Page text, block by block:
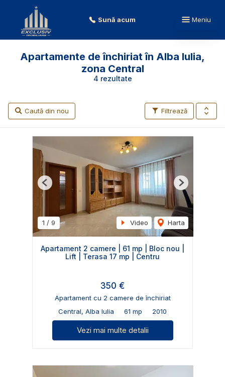
Sună acum Meniu
4 rezultate
Apartamente de închiriat în Alba Iulia,
zona Central
Filtrează
Caută din nou
1 / 9 Video Harta
Previous Next
Apartament 2 camere | 61 mp | Bloc nou |
Lift | Terasa 17 mp | Centru
350 €
Apartament cu 2 camere de închiriat
Central, Alba Iulia
61 mp 2010
Vezi mai multe detalii